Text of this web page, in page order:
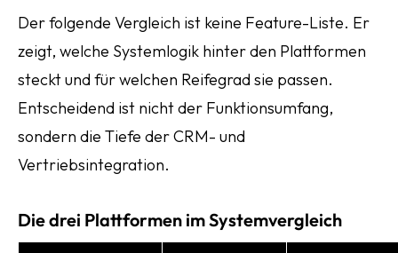
Der folgende Vergleich ist keine Feature-Liste. Er
zeigt, welche Systemlogik hinter den Plattformen
steckt und für welchen Reifegrad sie passen.
Entscheidend ist nicht der Funktionsumfang,
sondern die Tiefe der CRM- und
Vertriebsintegration.
Die drei Plattformen im Systemvergleich